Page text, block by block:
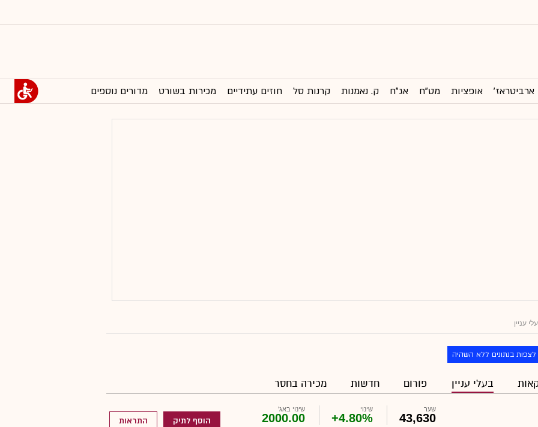
ארביטראז' אופציות מט"ח אג"ח ק. נאמנות קרנות סל חוזים עתידיים מכירות בשורט מדורים נוספים
עניין
לצפות בנתונים ללא השהיה
בעלי עניין פורום חדשות מכירה בחסר
שער
43,630
שינוי
+4.80%
שינוי באג'
2000.00 הוסף לתיק התראות